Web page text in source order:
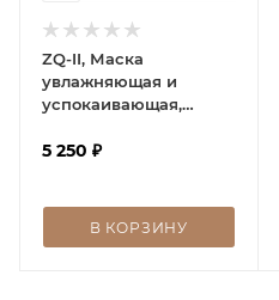
ZQ-II, Маска
увлажняющая и
успокаивающая,
Rejuvination Silk Mask
5 250 ₽
В КОРЗИНУ